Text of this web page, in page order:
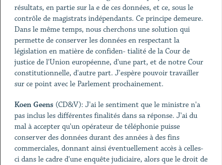
résultats, en partie sur la e de ces données, et ce, sous le
contrôle de magistrats indépendants. Ce principe demeure.
Dans le même temps, nous cherchons une solution qui
permette de conserver les données en respectant la
législation en matière de confiden- tialité de la Cour de
justice de l'Union européenne, d'une part, et de notre Cour
constitutionnelle, d'autre part. J'espère pouvoir travailler
sur ce point avec le Parlement prochainement.
Koen Geens (CD&V): J'ai le sentiment que le ministre n'a
pas inclus les différentes finalités dans sa réponse. J'ai du
mal à accepter qu'un opérateur de téléphonie puisse
conserver des données durant des années à des fins
commerciales, donnant ainsi éventuellement accès à celles-
ci dans le cadre d'une enquête judiciaire, alors que le droit de